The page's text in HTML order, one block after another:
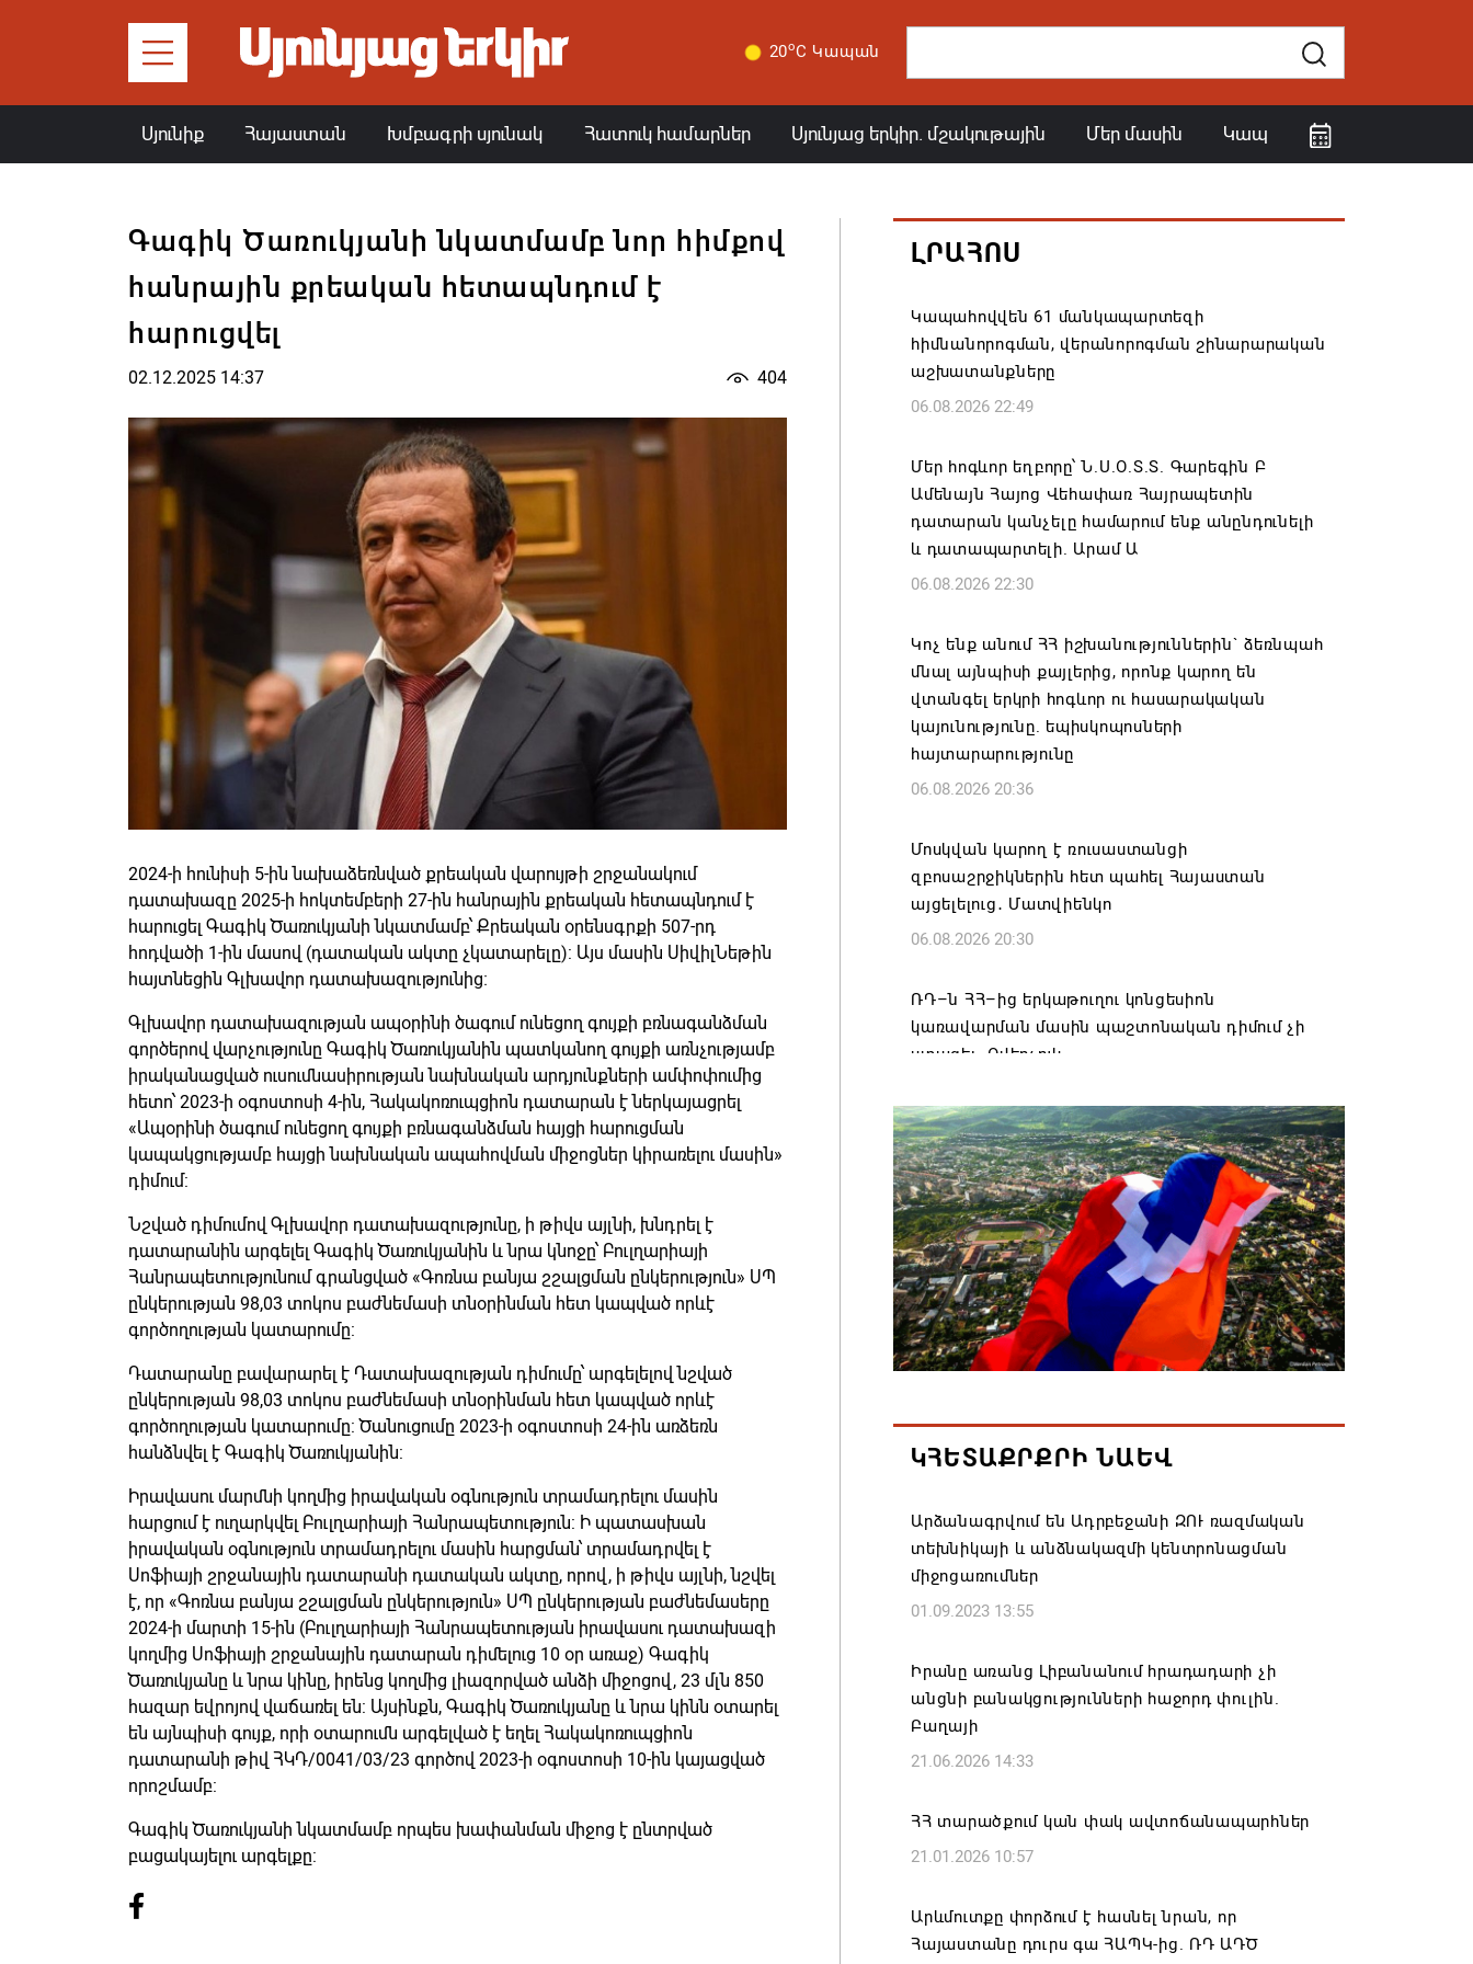
20oC Կապան
Սյունիք Հայաստան Խմբագրի սյունակ Հատուկ համարներ Սյունյաց երկիր. մշակութային Մեր մասին Կապ
Գագիկ Ծառուկյանի նկատմամբ նոր հիմքով
հանրային քրեական հետապնդում է
հարուցվել
02.12.2025 14:37 404
2024-ի հունիսի 5-ին նախաձեռնված քրեական վարույթի շրջանակում
դատախազը 2025-ի հոկտեմբերի 27-ին հանրային քրեական հետապնդում է
հարուցել Գագիկ Ծառուկյանի նկատմամբ՝ Քրեական օրենսգրքի 507-րդ
հոդվածի 1-ին մասով (դատական ակտը չկատարելը): Այս մասին ՍիվիլՆեթին
հայտնեցին Գլխավոր դատախազությունից։
Գլխավոր դատախազության ապօրինի ծագում ունեցող գույքի բռնագանձման
գործերով վարչությունը Գագիկ Ծառուկյանին պատկանող գույքի առնչությամբ
իրականացված ուսումնասիրության նախնական արդյունքների ամփոփումից
հետո՝ 2023-ի օգոստոսի 4-ին, Հակակոռուպցիոն դատարան է ներկայացրել
«Ապօրինի ծագում ունեցող գույքի բռնագանձման հայցի հարուցման
կապակցությամբ հայցի նախնական ապահովման միջոցներ կիրառելու մասին»
դիմում:
Նշված դիմումով Գլխավոր դատախազությունը, ի թիվս այլնի, խնդրել է
դատարանին արգելել Գագիկ Ծառուկյանին և նրա կնոջը՝ Բուլղարիայի
Հանրապետությունում գրանցված «Գոռնա բանյա շշալցման ընկերություն» ՍՊ
ընկերության 98,03 տոկոս բաժնեմասի տնօրինման հետ կապված որևէ
գործողության կատարումը:
Դատարանը բավարարել է Դատախազության դիմումը՝ արգելելով նշված
ընկերության 98,03 տոկոս բաժնեմասի տնօրինման հետ կապված որևէ
գործողության կատարումը: Ծանուցումը 2023-ի օգոստոսի 24-ին առձեռն
հանձնվել է Գագիկ Ծառուկյանին:
Իրավասու մարմնի կողմից իրավական օգնություն տրամադրելու մասին
հարցում է ուղարկվել Բուլղարիայի Հանրապետություն: Ի պատասխան
իրավական օգնություն տրամադրելու մասին հարցման՝ տրամադրվել է
Սոֆիայի շրջանային դատարանի դատական ակտը, որով, ի թիվս այլնի, նշվել
է, որ «Գոռնա բանյա շշալցման ընկերություն» ՍՊ ընկերության բաժնեմասերը
2024-ի մարտի 15-ին (Բուլղարիայի Հանրապետության իրավասու դատախազի
կողմից Սոֆիայի շրջանային դատարան դիմելուց 10 օր առաջ) Գագիկ
Ծառուկյանը և նրա կինը, իրենց կողմից լիազորված անձի միջոցով, 23 մլն 850
հազար եվրոյով վաճառել են: Այսինքն, Գագիկ Ծառուկյանը և նրա կինն օտարել
են այնպիսի գույք, որի օտարումն արգելված է եղել Հակակոռուպցիոն
դատարանի թիվ ՀԿԴ/0041/03/23 գործով 2023-ի օգոստոսի 10-ին կայացված
որոշմամբ:
Գագիկ Ծառուկյանի նկատմամբ որպես խափանման միջոց է ընտրված
բացակայելու արգելքը:
ԼՐԱՀՈՍ
Կապահովվեն 61 մանկապարտեզի
հիմնանորոգման, վերանորոգման շինարարական
աշխատանքները
06.08.2026 22:49
Մեր հոգևոր եղբորը՝ Ն.Ս.Օ.Տ.Տ. Գարեգին Բ
Ամենայն Հայոց Վեհափառ Հայրապետին
դատարան կանչելը համարում ենք անընդունելի
և դատապարտելի. Արամ Ա
06.08.2026 22:30
Կոչ ենք անում ՀՀ իշխանություններին` ձեռնպահ
մնալ այնպիսի քայլերից, որոնք կարող են
վտանգել երկրի հոգևոր ու հասարակական
կայունությունը. եպիսկոպոսների
հայտարարությունը
06.08.2026 20:36
Մոսկվան կարող է ռուսաստանցի
զբոսաշրջիկներին հետ պահել Հայաստան
այցելելուց․ Մատվիենկո
06.08.2026 20:30
ՌԴ–ն ՀՀ–ից երկաթուղու կոնցեսիոն
կառավարման մասին պաշտոնական դիմում չի
ստացել. Օվերչուկ
Հայաստանյայց Առաքելական Եկեղեցու
առաջնորդը կկանգնի դատարանի առջև՝
կառավարության հետ խորացող
հակամարտության պատճառով․ Reuters-ի
արձագանքը
06.08.2026 18:41
Ռուսաստանից Ադրբեջանի տարածքով
06.08.2026 17:52
դատավարությանը՝ ի աջակցություն Ամենայն
Հայոց կաթողիկոսի և սրբազանների. Աննա
Գրիգորյան
06.08.2026 17:04
Քրիստիննե Գրիգորյանը վերանշանակվել է
Արտաքին հետախուզության ծառայության պետի
պաշտոնում
06.08.2026 14:21
Հայաստանի ներկայիս իշխանությունը ձախողում
է թե՛ երկրի ներսում ազգային համերաշխության
ժողովրդի շահերի պաշտպանության գործը
06.08.2026 14:18
ԿՀԵՏԱՔՐՔՐԻ ՆԱԵՎ
Արձանագրվում են Ադրբեջանի ԶՈՒ ռազմական
տեխնիկայի և անձնակազմի կենտրոնացման
միջոցառումներ
01.09.2023 13:55
Իրանը առանց Լիբանանում hրադադարի չի
անցնի բանակցությունների հաջորդ փուլին.
Բաղայի
21.06.2026 14:33
ՀՀ տարածքում կան փակ ավտոճանապարհներ
21.01.2026 10:57
Արևմուտքը փորձում է հասնել նրան, որ
Հայաստանը դուրս գա ՀԱՊԿ-ից. ՌԴ ԱԴԾ